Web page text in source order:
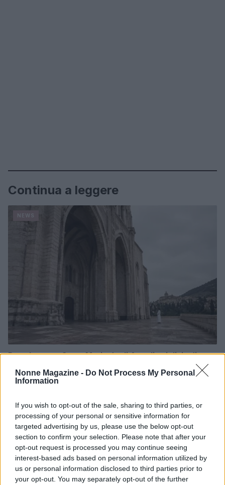
Nonne Magazine - Do Not Process My Personal
Information
If you wish to opt-out of the sale, sharing to third parties, or
processing of your personal or sensitive information for
targeted advertising by us, please use the below opt-out
section to confirm your selection. Please note that after your
opt-out request is processed you may continue seeing
interest-based ads based on personal information utilized by
us or personal information disclosed to third parties prior to
your opt-out. You may separately opt-out of the further
Continua a leggere
Papa Leone a Santa Maria degli Angeli: migliaia di
Edoardo Castellucci · 7 Ago 2026